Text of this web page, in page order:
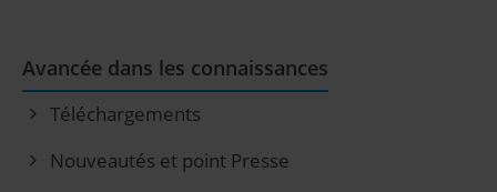
Avancée dans les connaissances
Téléchargements
Nouveautés et point Presse